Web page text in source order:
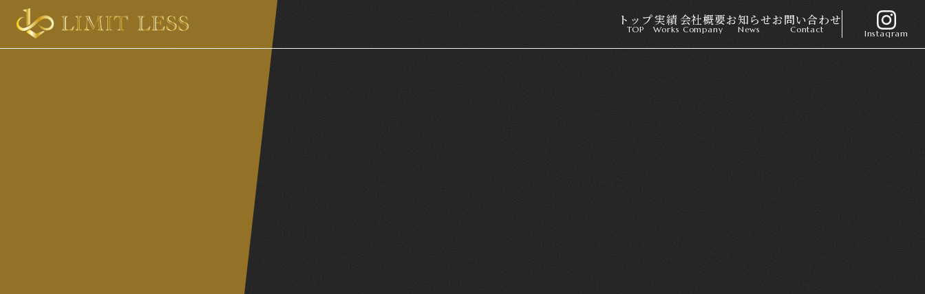
トップ
TOP
実績
Works
会社概要
Company
お知らせ
News
お問い合わせ
Contact Instagram